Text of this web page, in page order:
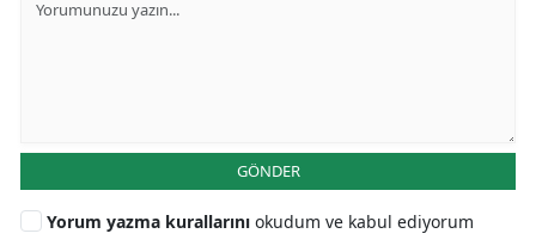
GÖNDER
Yorum yazma kurallarını okudum ve kabul ediyorum